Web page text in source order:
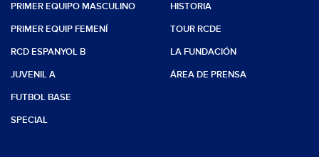
PRIMER EQUIPO MASCULINO
PRIMER EQUIP FEMENÍ
RCD ESPANYOL B
JUVENIL A
FUTBOL BASE
SPECIAL
HISTORIA
TOUR RCDE
LA FUNDACIÓN
ÁREA DE PRENSA